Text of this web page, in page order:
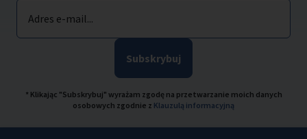
Adres e-mail...
Subskrybuj
* Klikając "Subskrybuj" wyrażam zgodę na przetwarzanie moich danych
osobowych zgodnie z Klauzulą informacyjną